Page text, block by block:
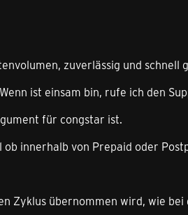
zuverlässig und schnell
ist einsam bin, rufe ich den
für congstar ist.
innerhalb von Prepaid oder
Zyklus übernommen wird, wie